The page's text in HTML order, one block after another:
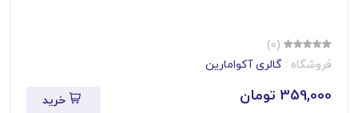
(0)
فروشگاه : گالری آکوامارین
359,000 تومان خرید